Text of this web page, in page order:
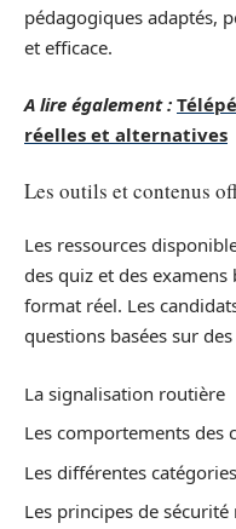
pédagogiques adaptés,
et efficace.
A lire également :
réelles et alternatives
Les outils et contenus
Les ressources
des quiz et des
format réel. Les
questions basées sur
La signalisation routière
Les comportements des
Les différentes
Les principes de